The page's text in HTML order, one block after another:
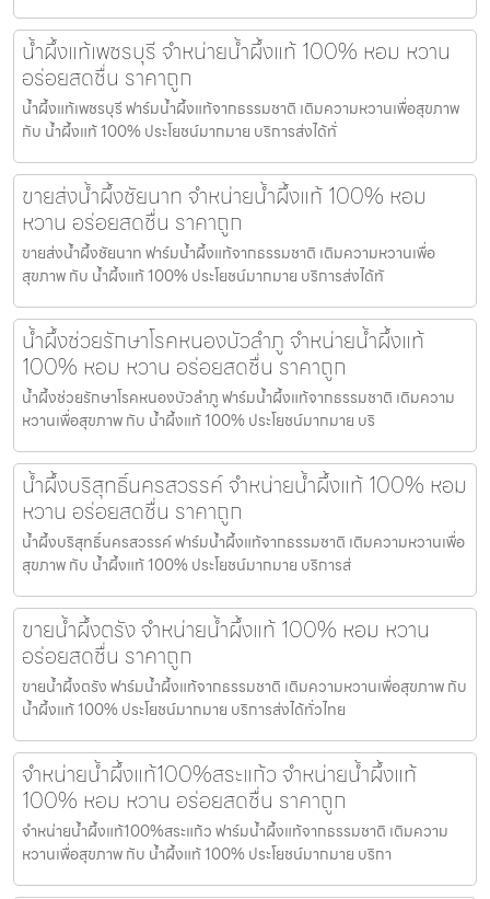
น้ำผึ้งแท้เพชรบุรี จำหน่ายน้ำผึ้งแท้ 100% หอม หวาน
อร่อยสดชื่น ราคาถูก
น้ำผึ้งแท้เพชรบุรี ฟาร์มน้ำผึ้งแท้จากธรรมชาติ เติมความหวานเพื่อสุขภาพ
กับ น้ำผึ้งแท้ 100% ประโยชน์มากมาย บริการส่งได้ทั่
ขายส่งน้ำผึ้งชัยนาท จำหน่ายน้ำผึ้งแท้ 100% หอม
หวาน อร่อยสดชื่น ราคาถูก
ขายส่งน้ำผึ้งชัยนาท ฟาร์มน้ำผึ้งแท้จากธรรมชาติ เติมความหวานเพื่อ
สุขภาพ กับ น้ำผึ้งแท้ 100% ประโยชน์มากมาย บริการส่งได้ทั
น้ำผึ้งช่วยรักษาโรคหนองบัวลำภู จำหน่ายน้ำผึ้งแท้
100% หอม หวาน อร่อยสดชื่น ราคาถูก
น้ำผึ้งช่วยรักษาโรคหนองบัวลำภู ฟาร์มน้ำผึ้งแท้จากธรรมชาติ เติมความ
หวานเพื่อสุขภาพ กับ น้ำผึ้งแท้ 100% ประโยชน์มากมาย บริ
น้ำผึ้งบริสุทธิ์นครสวรรค์ จำหน่ายน้ำผึ้งแท้ 100% หอม
หวาน อร่อยสดชื่น ราคาถูก
น้ำผึ้งบริสุทธิ์นครสวรรค์ ฟาร์มน้ำผึ้งแท้จากธรรมชาติ เติมความหวานเพื่อ
สุขภาพ กับ น้ำผึ้งแท้ 100% ประโยชน์มากมาย บริการส่
ขายน้ำผึ้งตรัง จำหน่ายน้ำผึ้งแท้ 100% หอม หวาน
อร่อยสดชื่น ราคาถูก
ขายน้ำผึ้งตรัง ฟาร์มน้ำผึ้งแท้จากธรรมชาติ เติมความหวานเพื่อสุขภาพ กับ
น้ำผึ้งแท้ 100% ประโยชน์มากมาย บริการส่งได้ทั่วไทย
จำหน่ายน้ำผึ้งแท้100%สระแก้ว จำหน่ายน้ำผึ้งแท้
100% หอม หวาน อร่อยสดชื่น ราคาถูก
จำหน่ายน้ำผึ้งแท้100%สระแก้ว ฟาร์มน้ำผึ้งแท้จากธรรมชาติ เติมความ
หวานเพื่อสุขภาพ กับ น้ำผึ้งแท้ 100% ประโยชน์มากมาย บริกา